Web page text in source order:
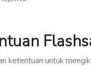
ketentuan untuk